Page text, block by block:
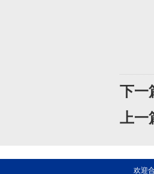
下一
上一
欢迎